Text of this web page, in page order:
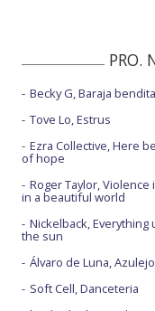
PRO.
Becky G, Baraja bendita
Tove Lo, Estrus
Ezra Collective, Here
of hope
Roger Taylor, Violence
in a beautiful world
Nickelback, Everything
the sun
Álvaro de Luna,
Soft Cell, Danceteria